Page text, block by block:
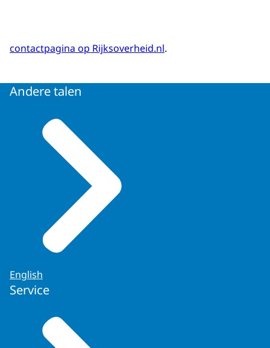
contactpagina op Rijksoverheid.nl.
Andere talen
English
Service